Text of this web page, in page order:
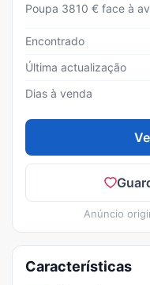
Poupa 3810 € face à
Encontrado
Última actualização
Dias à venda
Anúncio
Características